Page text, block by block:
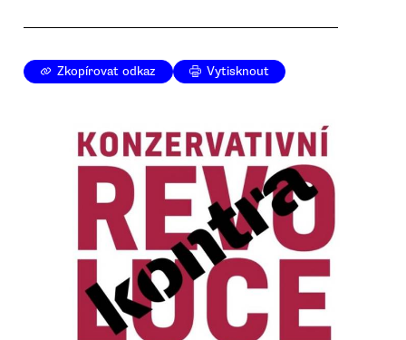
Zkopírovat odkaz Vytisknout